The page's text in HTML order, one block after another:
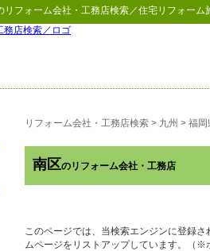
リフォーム会社・工務店検索／住宅リフォーム
リフォーム会社・工務店検索 > 九州 > 福岡
南区のリフォーム会社・工務店
このページでは、当検索エンジンに登録さ
ムページをリストアップしています。（※